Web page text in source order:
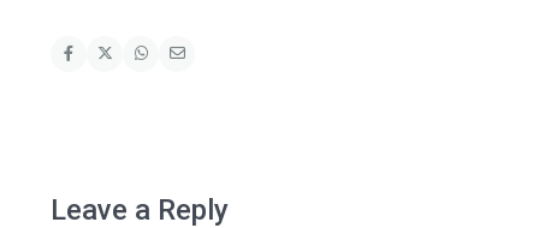
Leave a Reply